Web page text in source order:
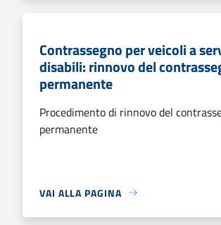
Contrassegno per veicoli a
disabili: rinnovo del
permanente
Procedimento di rinnovo del
permanente
VAI ALLA PAGINA